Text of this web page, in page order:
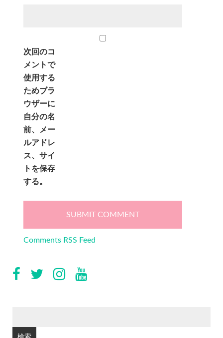
次回のコ
メントで
使用する
ためブラ
ウザーに
自分の名
前、メー
ルアドレ
ス、サイ
トを保存
する。
Comments RSS Feed